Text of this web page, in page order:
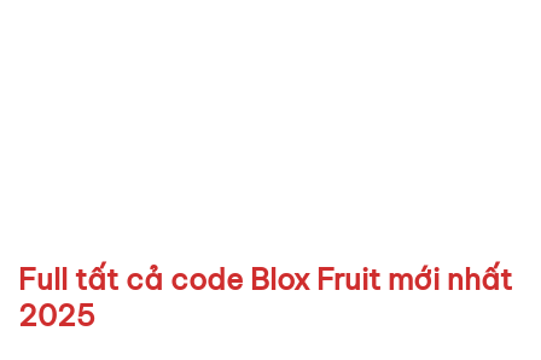
Full tất cả code Blox Fruit mới nhất
2025